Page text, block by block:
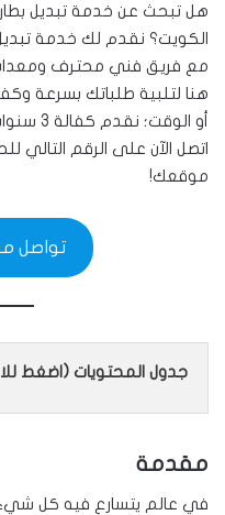
هل تبحث عن خدمة تبديل
الكويت؟ نقدم لك خدمة
مع فريق فني محترف ومعدات
هنا لتلبية طلباتك بسرعة
أو
اتصل الآن على الرقم
موقعك!
تواصل معنا
جدول المحتويات (اضغط
مقدمة
في عالم يتسارع فيه كل